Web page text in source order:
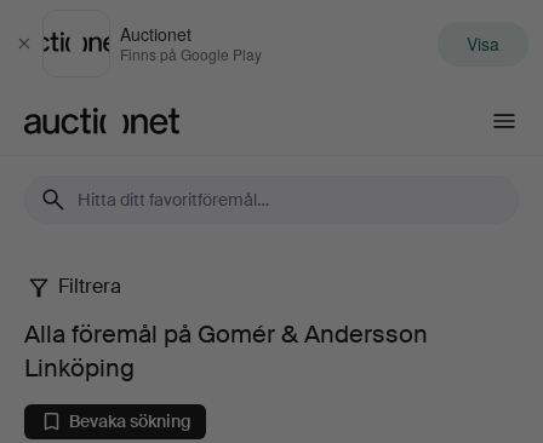
Stäng
Auctionet
Finns på Google Play Visa
Alla
föremål
på
Filtrera
Alla föremål på Gomér & Andersson
Linköping
Bevaka sökning